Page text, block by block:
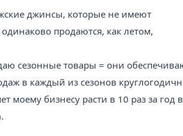
джинсы, которые не имеют
продаются, как летом,
сезонные товары = они
в каждый из сезонов
моему бизнесу расти в 10 раз за год